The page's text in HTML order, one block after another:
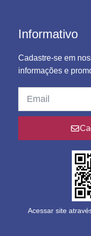
Informativo
Cadastre-se em
informações e
Acessar site